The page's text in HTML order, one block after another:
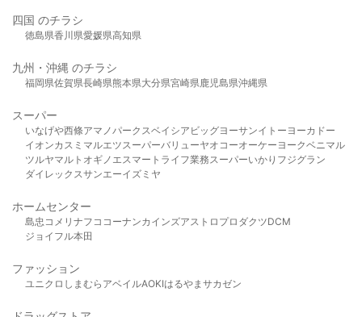
四国 のチラシ
徳島県香川県愛媛県高知県
九州・沖縄 のチラシ
福岡県佐賀県長崎県熊本県大分県宮崎県鹿児島県沖縄県
スーパー
いなげや西條アマノパークスベイシア ビッグヨーサンイトーヨーカドー
イオンカスミ マルエツスーパーバリューヤオコーオーケー ヨークベニマル
ツルヤマルト オギノ エスマート ライフ業務スーパーいかり フジグラン
ダイレックスサンエーイズミヤ
ホームセンター
島忠 コメリ ナフコ コーナンカインズアストロプロダクツDCM
ジョイフル本田
ファッション
ユニクロ しまむら アベイルAOKIはるやま サカゼン